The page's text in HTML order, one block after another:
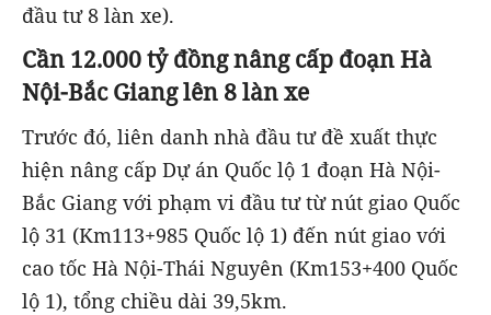
đầu tư 8 làn xe).
Cần 12.000 tỷ đồng nâng cấp đoạn Hà
Nội-Bắc Giang lên 8 làn xe
Trước đó, liên danh nhà đầu tư đề xuất thực
hiện nâng cấp Dự án Quốc lộ 1 đoạn Hà Nội-
Bắc Giang với phạm vi đầu tư từ nút giao Quốc
lộ 31 (Km113+985 Quốc lộ 1) đến nút giao với
cao tốc Hà Nội-Thái Nguyên (Km153+400 Quốc
lộ 1), tổng chiều dài 39,5km.